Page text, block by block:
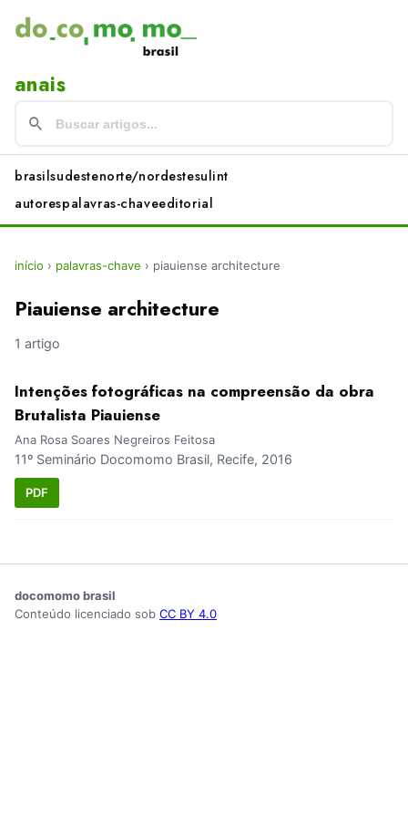
anais
brasilsudestenorte/nordestesulint
autorespalavras-chaveeditorial
início › palavras-chave › piauiense architecture
Piauiense architecture
1 artigo
Intenções fotográficas na compreensão da obra
Brutalista Piauiense
Ana Rosa Soares Negreiros Feitosa
11º Seminário Docomomo Brasil, Recife, 2016
PDF
docomomo brasil
Conteúdo licenciado sob CC BY 4.0